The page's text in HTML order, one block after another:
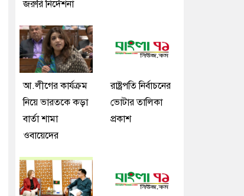
জরুরি নির্দেশনা
আ.লীগের কার্যক্রম
নিয়ে ভারতকে কড়া
বার্তা শামা
ওবায়েদের
রাষ্ট্রপতি নির্বাচনের
ভোটার তালিকা
প্রকাশ